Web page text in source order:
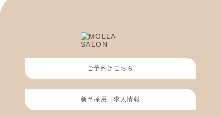
ご予約はこちら
新卒採用・求人情報